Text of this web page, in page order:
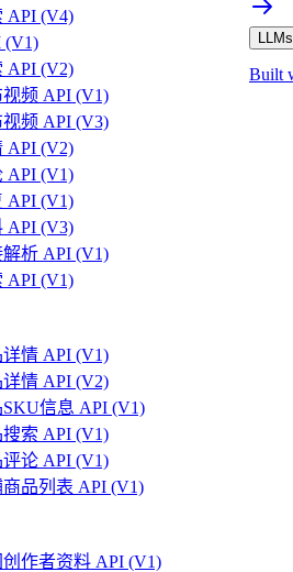
API (V4)
(V1)
API (V2)
频 API (V1)
频 API (V3)
API (V2)
API (V1)
API (V1)
API (V3)
析 API (V1)
API (V1)
情 API (V1)
情 API (V2)
信息 API (V1)
索 API (V1)
论 API (V1)
品列表 API (V1)
作者资料 API (V1)
Built